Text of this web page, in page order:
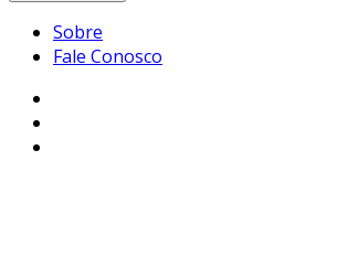
Sobre
Fale Conosco